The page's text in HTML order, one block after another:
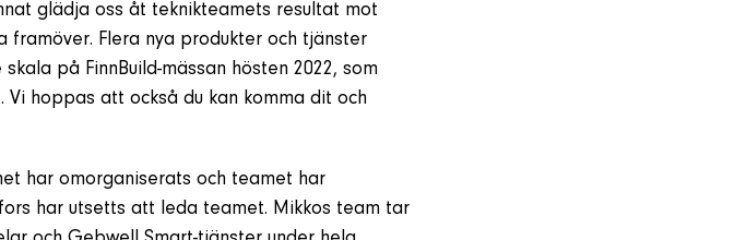
glädja oss åt teknikteamets resultat mot
Flera nya produkter och tjänster
på FinnBuild-mässan hösten 2022, som
hoppas att också du kan komma dit och
har omorganiserats och teamet har
har utsetts att leda teamet. Mikkos team tar